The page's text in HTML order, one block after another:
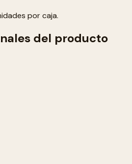
por caja.
del producto